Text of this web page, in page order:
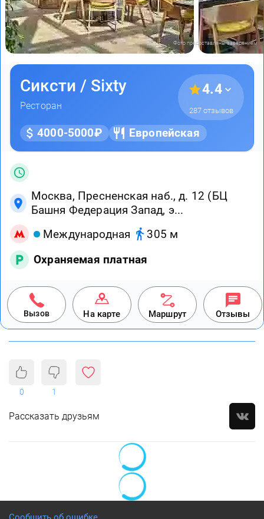
Фото предоставлены заведением
Сиксти / Sixty
Ресторан
4.4
287 отзывов
4000-5000₽ Европейская
Москва, Пресненская наб., д. 12 (БЦ
Башня Федерация Запад, э...
Международная
305 м
Охраняемая платная
Вызов На карте Маршрут Отзывы
0 1
Рассказать друзьям